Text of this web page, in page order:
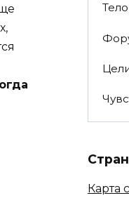
Тело
Карта